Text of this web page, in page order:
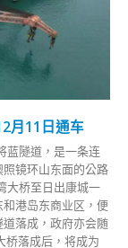
月11日通车
蓝隧道，是一条连
镜环山东面的公路
大桥至日出康城一
港岛东商业区，便
落成，政府亦会随
桥落成后，将成为